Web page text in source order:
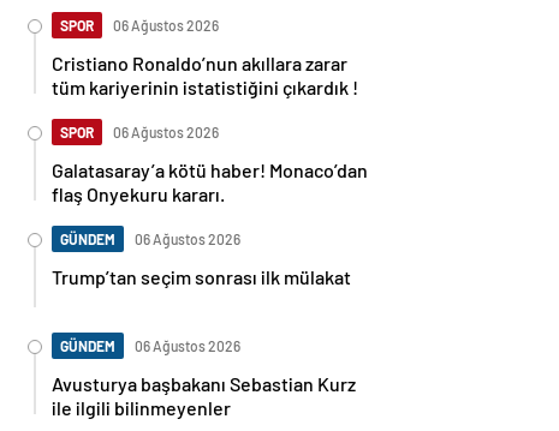
SPOR 06 Ağustos 2026
Cristiano Ronaldo’nun akıllara zarar
tüm kariyerinin istatistiğini çıkardık !
SPOR 06 Ağustos 2026
Galatasaray’a kötü haber! Monaco’dan
flaş Onyekuru kararı.
GÜNDEM 06 Ağustos 2026
Trump’tan seçim sonrası ilk mülakat
GÜNDEM 06 Ağustos 2026
Avusturya başbakanı Sebastian Kurz
ile ilgili bilinmeyenler